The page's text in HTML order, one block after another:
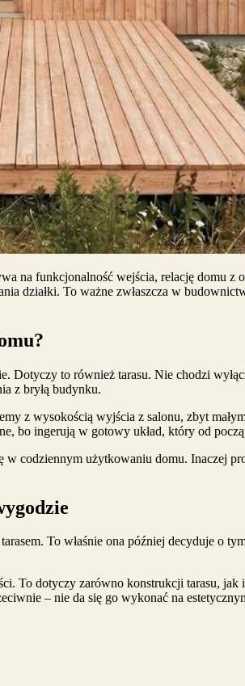
na funkcjonalność wejścia, relację domu
działki. To ważne zwłaszcza w
to również tarasu. Nie chodzi
z bryłą budynku.
z wysokością wyjścia z salonu, zbyt
bo ingerują w gotowy układ, który od
codziennym użytkowaniu domu. Inaczej
To właśnie ona później decyduje o
To dotyczy zarówno konstrukcji tarasu,
– nie da się go wykonać na